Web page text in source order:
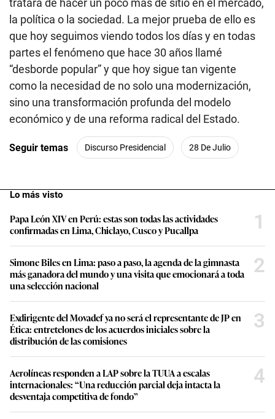
tratara de hacer un poco más de sitio en el mercado,
la política o la sociedad. La mejor prueba de ello es
que hoy seguimos viendo todos los días y en todas
partes el fenómeno que hace 30 años llamé
“desborde popular” y que hoy sigue tan vigente
como la necesidad de no solo una modernización,
sino una transformación profunda del modelo
económico y de una reforma radical del Estado.
Seguir temas Discurso Presidencial 28 De Julio
Lo más visto
Papa León XIV en Perú: estas son todas las actividades
confirmadas en Lima, Chiclayo, Cusco y Pucallpa
1
Simone Biles en Lima: paso a paso, la agenda de la gimnasta
más ganadora del mundo y una visita que emocionará a toda
una selección nacional
2
Exdirigente del Movadef ya no será el representante de JP en
Ética: entretelones de los acuerdos iniciales sobre la
distribución de las comisiones
3
Aerolíneas responden a LAP sobre la TUUA a escalas
internacionales: “Una reducción parcial deja intacta la
desventaja competitiva de fondo”
4